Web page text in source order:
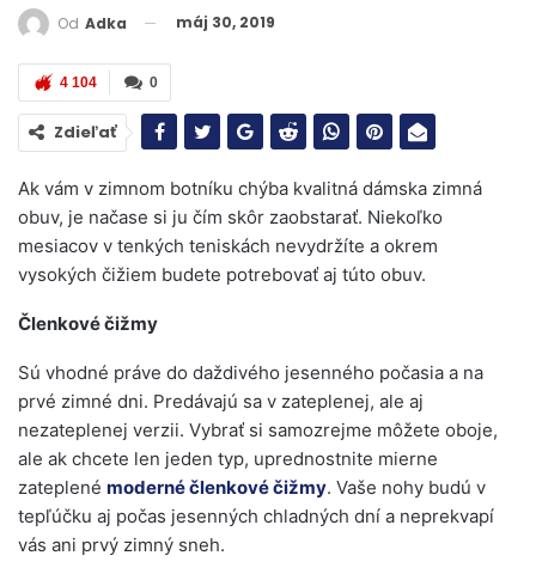
Od Adka máj 30, 2019
0
4 104
Zdieľať
Ak vám v zimnom botníku chýba kvalitná dámska zimná
obuv, je načase si ju čím skôr zaobstarať. Niekoľko
mesiacov v tenkých teniskách nevydržíte a okrem
vysokých čižiem budete potrebovať aj túto obuv.
Členkové čižmy
Sú vhodné práve do daždivého jesenného počasia a na
prvé zimné dni. Predávajú sa v zateplenej, ale aj
nezateplenej verzii. Vybrať si samozrejme môžete oboje,
ale ak chcete len jeden typ, uprednostnite mierne
zateplené moderné členkové čižmy. Vaše nohy budú v
tepľúčku aj počas jesenných chladných dní a neprekvapí
vás ani prvý zimný sneh.